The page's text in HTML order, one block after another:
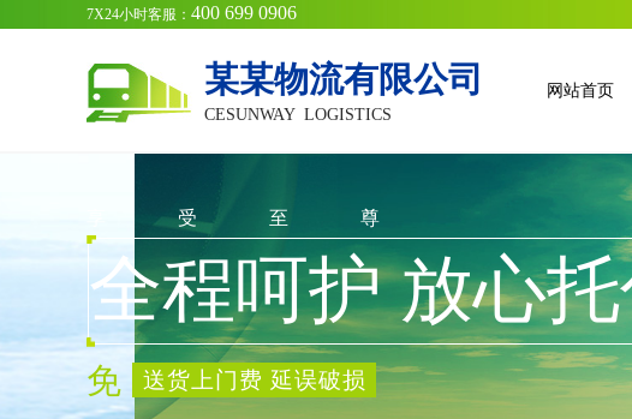
7X24小时客服： 400 699 0906
网站首页
某某物流有限公司
CESUNWAY LOGISTICS
享 受 至 尊
全程呵护 放心
免
送货上门费 延误破损